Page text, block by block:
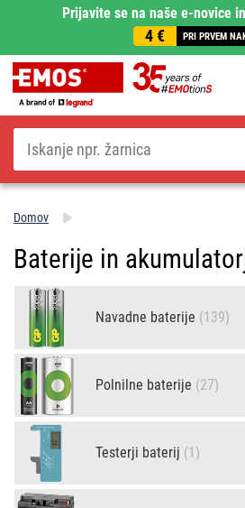
Prijavite se na naše e-novice
4 € PRI PRVEM
Iskanje
Domov
Baterije in
Navadne baterije (139)
Polnilne baterije (27)
Testerji baterij (1)